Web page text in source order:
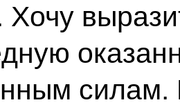
Хочу
силам.